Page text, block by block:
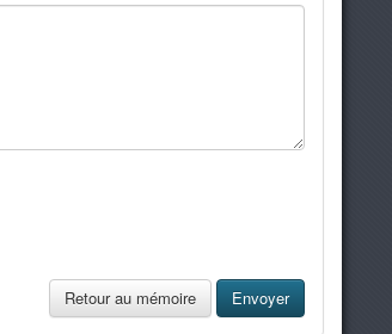
Retour au mémoire Envoyer